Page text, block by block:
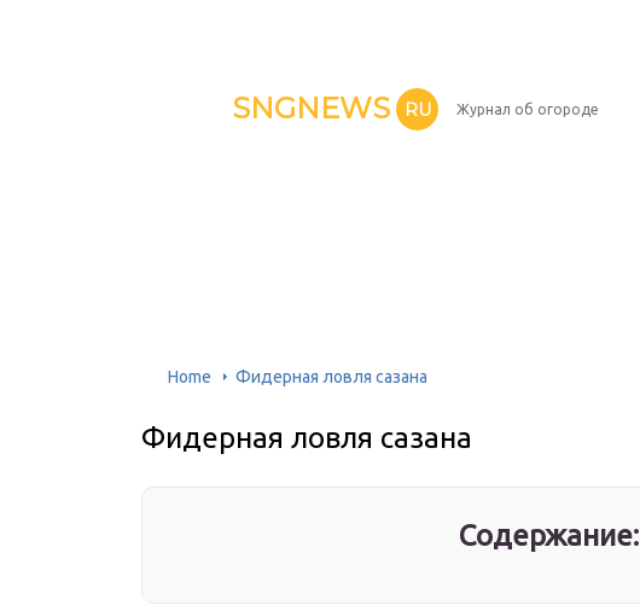
SNGNEWS RU Журнал об огороде
Home Фидерная ловля сазана
Фидерная ловля сазана
Содержание: